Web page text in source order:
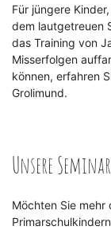
Für jüngere
dem lautgetreuen
das Training von
Misserfolgen
können, erfahren
Grolimund.
Unsere
Möchten Sie